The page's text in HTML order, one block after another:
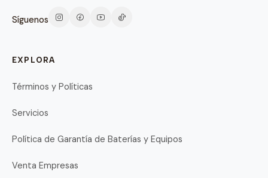
Síguenos
EXPLORA
Términos y Políticas
Servicios
Política de Garantía de Baterías y Equipos
Venta Empresas